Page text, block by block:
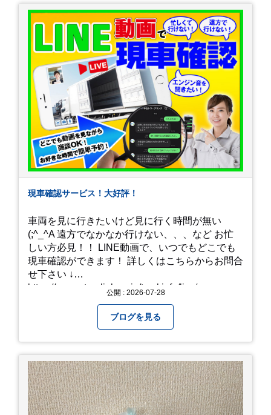
現車確認サービス！大好評！
車両を見に行きたいけど見に行く時間が無い
(;^_^A 遠方でなかなか行けない、、、など お忙
しい方必見！！ LINE動画で、いつでもどこでも
現車確認ができます！ 詳しくはこちらからお問合
せ下さい ↓
https://www.steerlink.co.jp/truckinfo/live/
公開 : 2026-07-28
ブログを見る